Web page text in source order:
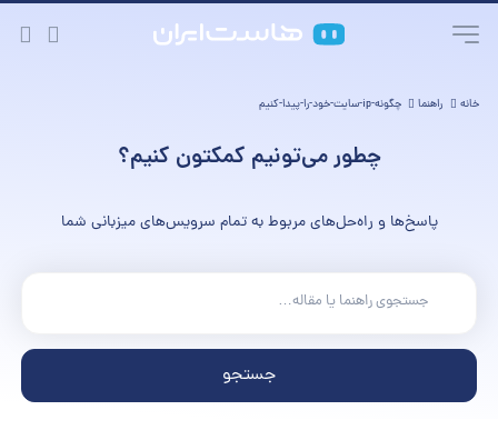
خانه راهنما چگونه-ip-سایت-خود-را-پیدا-کنیم
چطور می‌تونیم کمکتون کنیم؟
پاسخ‌ها و راه‌حل‌های مربوط به تمام سرویس‌های میزبانی شما
جستجو